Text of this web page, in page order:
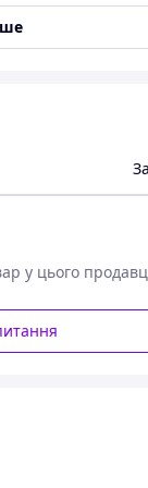
Танк має функцію
у цього